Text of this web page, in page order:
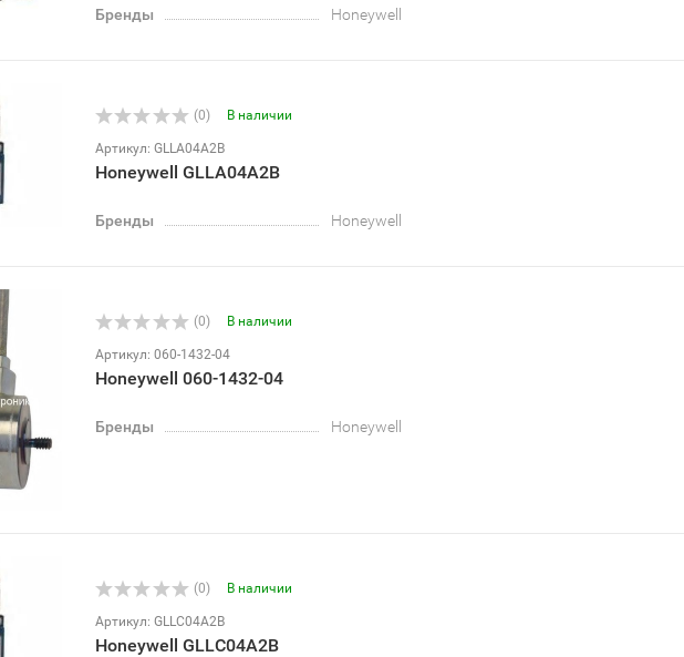
Бренды Honeywell
(0) В наличии
Артикул: GLLA04A2B
Honeywell GLLA04A2B
Бренды Honeywell
(0) В наличии
Артикул: 060-1432-04
Honeywell 060-1432-04
Бренды Honeywell
(0) В наличии
Артикул: GLLC04A2B
Honeywell GLLC04A2B